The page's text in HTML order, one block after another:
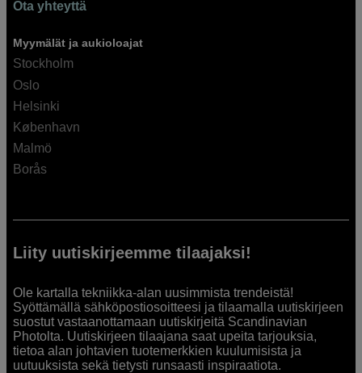
Ota yhteyttä
Myymälät ja aukioloajat
Stockholm
Oslo
Helsinki
København
Malmö
Borås
Liity uutiskirjeemme tilaajaksi!
Ole kartalla tekniikka-alan uusimmista trendeistä!
Syöttämällä sähköpostiosoitteesi ja tilaamalla uutiskirjeen
suostut vastaanottamaan uutiskirjeitä Scandinavian
Photolta. Uutiskirjeen tilaajana saat upeita tarjouksia,
tietoa alan johtavien tuotemerkkien kuulumisista ja
uutuuksista sekä tietysti runsaasti inspiraatiota.